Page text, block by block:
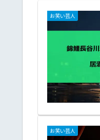
お笑い芸人
お笑い芸人